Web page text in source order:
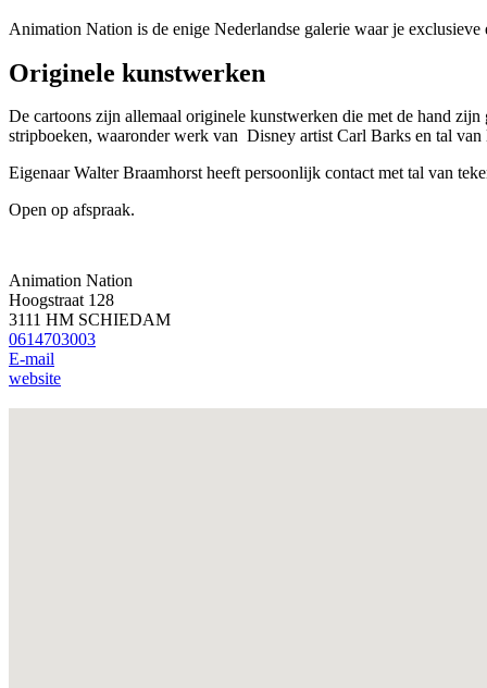
Animation Nation is de enige Nederlandse galerie waar je
Originele kunstwerken
De cartoons zijn allemaal originele kunstwerken die met de hand
stripboeken, waaronder werk van Disney artist Carl Barks en tal van
Eigenaar Walter Braamhorst heeft persoonlijk contact met tal van
Open op afspraak.
Animation Nation
Hoogstraat 128
3111 HM SCHIEDAM
0614703003
E-mail
website